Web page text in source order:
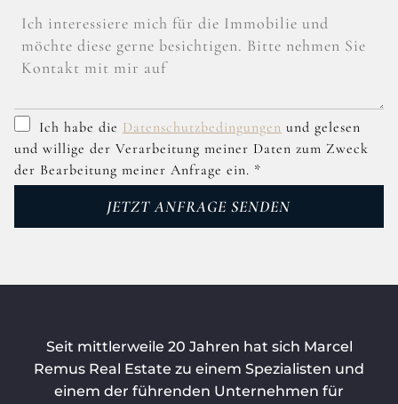
Ich habe die Datenschutzbedingungen und gelesen
und willige der Verarbeitung meiner Daten zum Zweck
der Bearbeitung meiner Anfrage ein. *
JETZT ANFRAGE SENDEN
Seit mittlerweile 20 Jahren hat sich Marcel
Remus Real Estate zu einem Spezialisten und
einem der führenden Unternehmen für